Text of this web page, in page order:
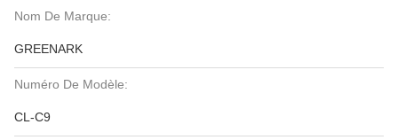
Nom De Marque:
GREENARK
Numéro De Modèle:
CL-C9